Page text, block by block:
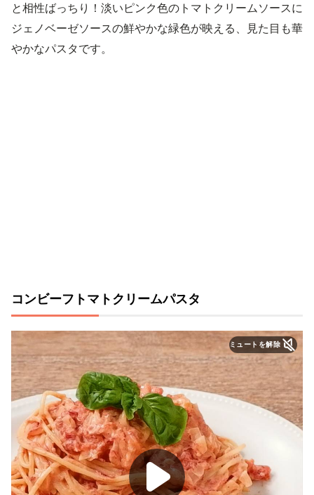
と相性ばっちり！淡いピンク色のトマトクリームソースに
ジェノベーゼソースの鮮やかな緑色が映える、見た目も華
やかなパスタです。
コンビーフトマトクリームパスタ
ミュートを解除